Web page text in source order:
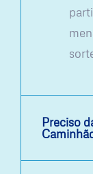
Preciso